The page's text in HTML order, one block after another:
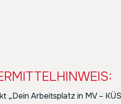
„Dein Arbeitsplatz in MV –